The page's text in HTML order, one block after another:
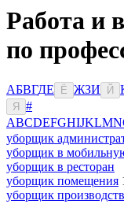
Работа и
по
АБВГДЕ Ё ЖЗИ Й
Я
#
ABCDEFGHIJKLMN
уборщик
уборщик в
уборщик в ресторан
уборщик помещения
уборщик